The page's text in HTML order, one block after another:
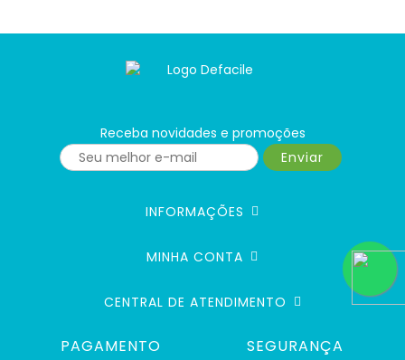
Receba novidades e promoções
Enviar
INFORMAÇÕES
MINHA CONTA
CENTRAL DE ATENDIMENTO
PAGAMENTO SEGURANÇA